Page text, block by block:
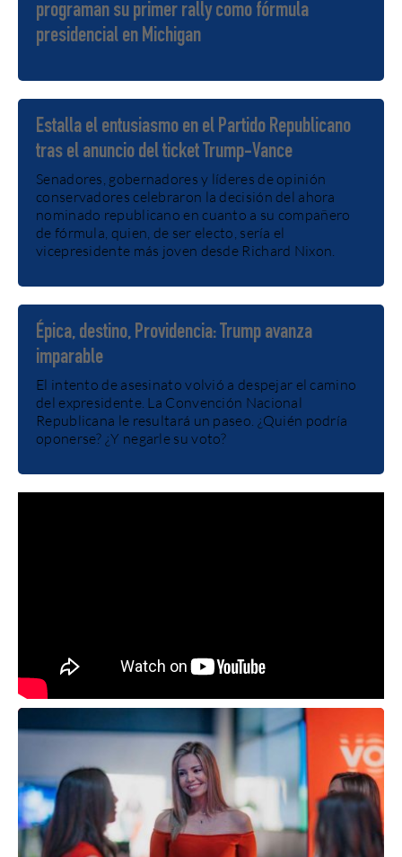
programan su primer rally como fórmula
presidencial en Michigan
Estalla el entusiasmo en el Partido Republicano
tras el anuncio del ticket Trump-Vance
Senadores, gobernadores y líderes de opinión
conservadores celebraron la decisión del ahora
nominado republicano en cuanto a su compañero
de fórmula, quien, de ser electo, sería el
vicepresidente más joven desde Richard Nixon.
Épica, destino, Providencia: Trump avanza
imparable
El intento de asesinato volvió a despejar el camino
del expresidente. La Convención Nacional
Republicana le resultará un paseo. ¿Quién podría
oponerse? ¿Y negarle su voto?